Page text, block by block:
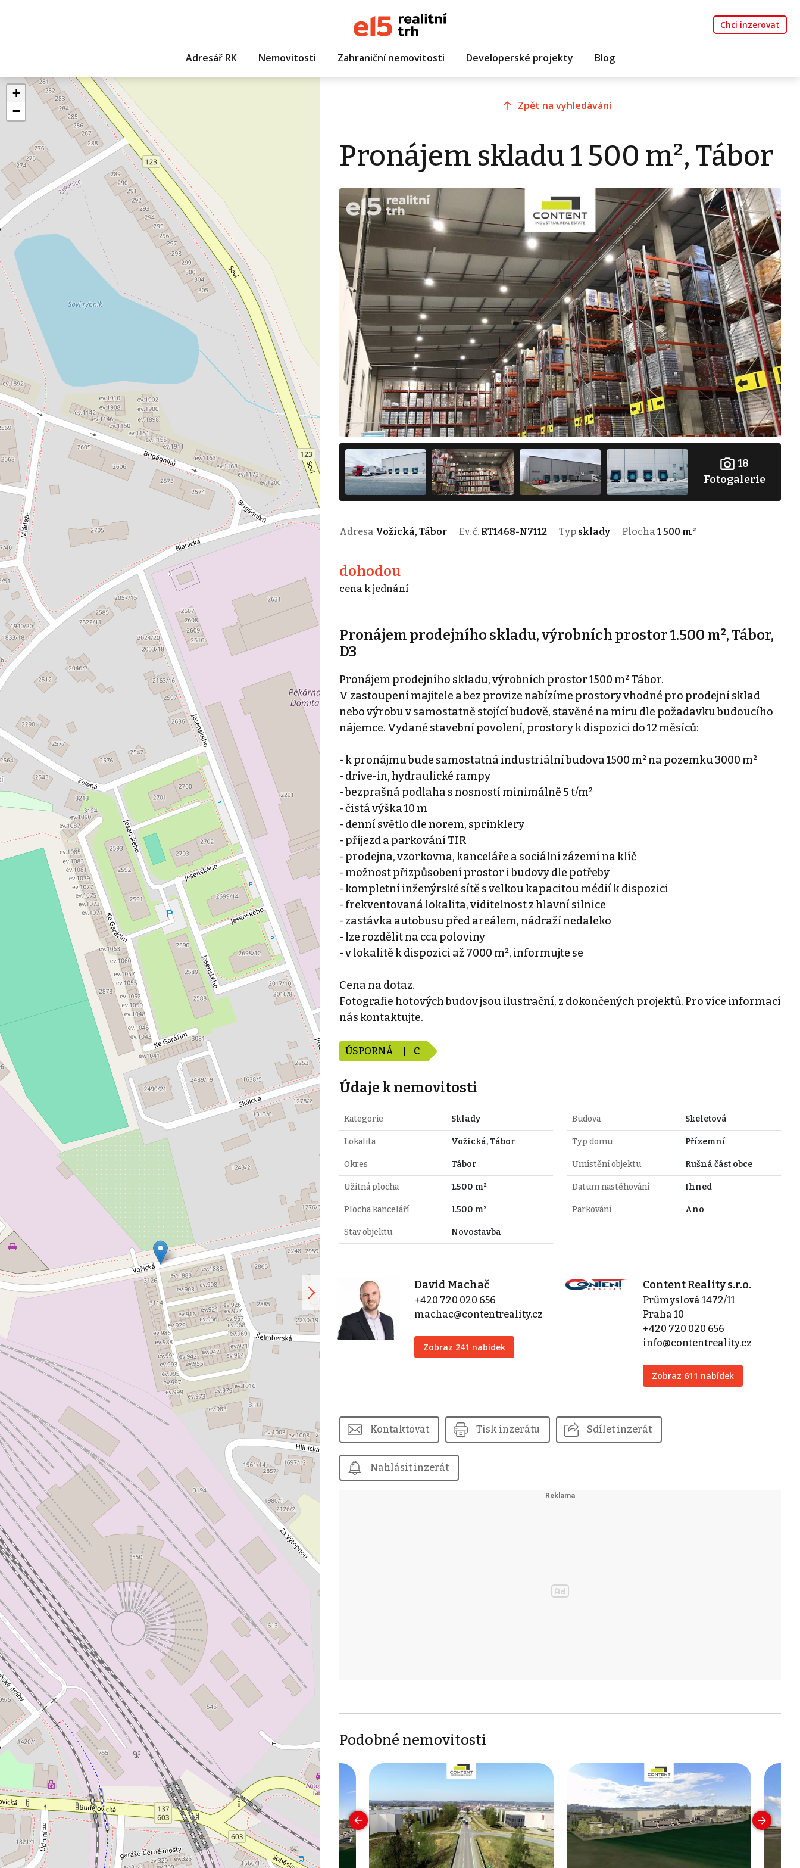
Chci inzerovat
Adresář RK Nemovitosti Zahraniční nemovitosti Developerské projekty Blog
+
−
Zpět na vyhledávání
Pronájem skladu 1 500 m², Tábor
18
Fotogalerie
Adresa Vožická, Tábor Ev. č. RT1468-N7112 Typ sklady Plocha 1 500 m²
dohodou
cena k jednání
Pronájem prodejního skladu, výrobních prostor 1.500 m², Tábor,
D3
Pronájem prodejního skladu, výrobních prostor 1500 m² Tábor.
V zastoupení majitele a bez provize nabízíme prostory vhodné pro prodejní sklad
nebo výrobu v samostatně stojící budově, stavěné na míru dle požadavku budoucího
nájemce. Vydané stavební povolení, prostory k dispozici do 12 měsíců:
- k pronájmu bude samostatná industriální budova 1500 m² na pozemku 3000 m²
- drive-in, hydraulické rampy
- bezprašná podlaha s nosností minimálně 5 t/m²
- čistá výška 10 m
- denní světlo dle norem, sprinklery
- příjezd a parkování TIR
- prodejna, vzorkovna, kanceláře a sociální zázemí na klíč
- možnost přizpůsobení prostor i budovy dle potřeby
- kompletní inženýrské sítě s velkou kapacitou médií k dispozici
- frekventovaná lokalita, viditelnost z hlavní silnice
- zastávka autobusu před areálem, nádraží nedaleko
- lze rozdělit na cca poloviny
- v lokalitě k dispozici až 7000 m², informujte se
Cena na dotaz.
Fotografie hotových budov jsou ilustrační, z dokončených projektů. Pro více informací
nás kontaktujte.
ÚSPORNÁ C
Údaje k nemovitosti
Kategorie Sklady
Lokalita Vožická, Tábor
Okres Tábor
Užitná plocha 1.500 m²
Plocha kanceláří 1.500 m²
Stav objektu Novostavba
Budova Skeletová
Typ domu Přízemní
Umístění objektu Rušná část obce
Datum nastěhování Ihned
Parkování Ano
David Machač
+420 720 020 656
machac@contentreality.cz
Zobraz 241 nabídek
Content Reality s.r.o.
Průmyslová 1472/11
Praha 10
+420 720 020 656
info@contentreality.cz
Zobraz 611 nabídek
Kontaktovat Tisk inzerátu Sdílet inzerát
Nahlásit inzerát
Podobné nemovitosti